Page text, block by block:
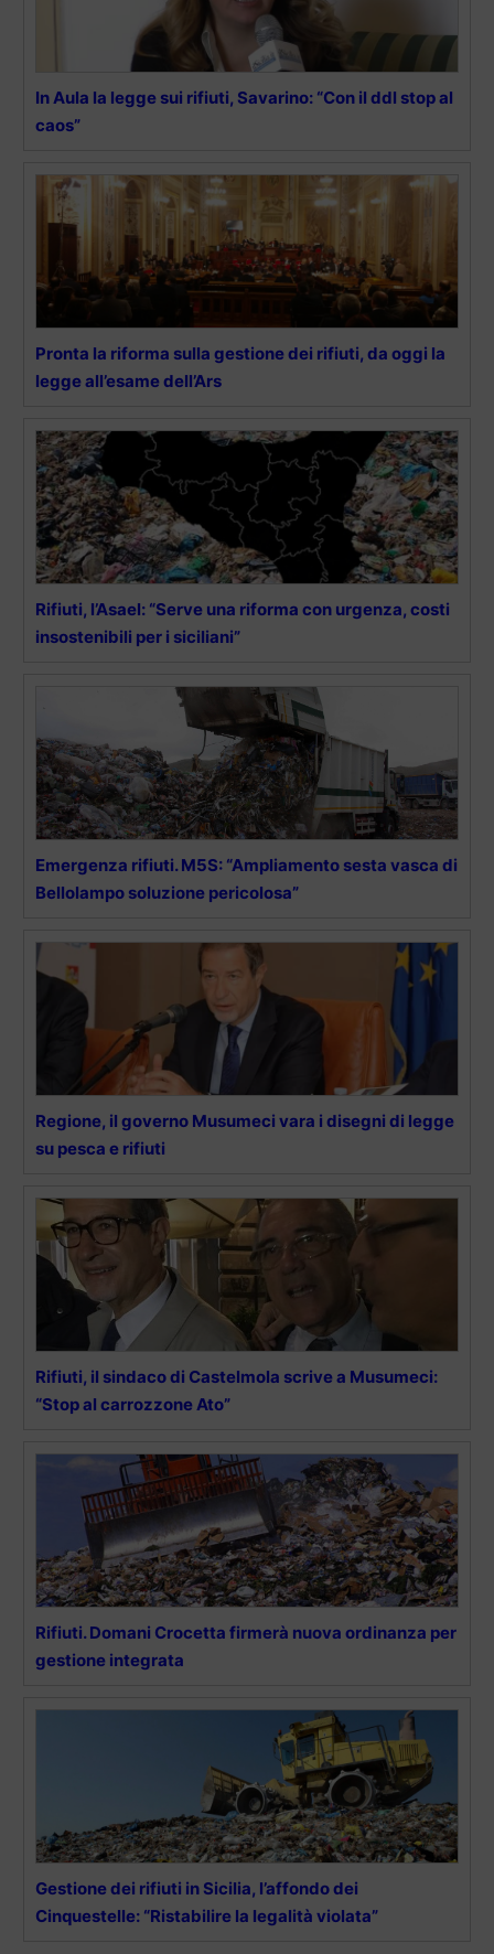
In Aula la legge sui rifiuti, Savarino: “Con il ddl stop al
caos”
Pronta la riforma sulla gestione dei rifiuti, da oggi la
legge all’esame dell’Ars
Rifiuti, l’Asael: “Serve una riforma con urgenza, costi
insostenibili per i siciliani”
Emergenza rifiuti. M5S: “Ampliamento sesta vasca di
Bellolampo soluzione pericolosa”
Regione, il governo Musumeci vara i disegni di legge
su pesca e rifiuti
Rifiuti, il sindaco di Castelmola scrive a Musumeci:
“Stop al carrozzone Ato”
Rifiuti. Domani Crocetta firmerà nuova ordinanza per
gestione integrata
Gestione dei rifiuti in Sicilia, l’affondo dei
Cinquestelle: “Ristabilire la legalità violata”